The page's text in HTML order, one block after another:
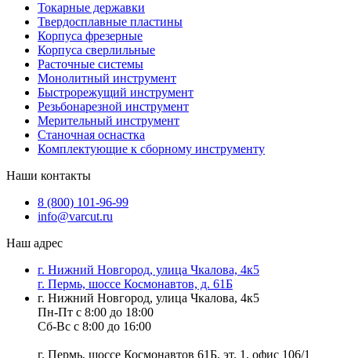
Токарные державки
Твердосплавные пластины
Корпуса фрезерные
Корпуса сверлильные
Расточные системы
Монолитный инструмент
Быстрорежущий инструмент
Резьбонарезной инструмент
Мерительный инструмент
Станочная оснастка
Комплектующие к сборному инструменту
Наши контакты
8 (800) 101-96-99
info@varcut.ru
Наш адрес
г. Нижний Новгород, улица Чкалова, 4к5
г. Пермь, шоссе Космонавтов, д. 61Б
г. Нижний Новгород, улица Чкалова, 4к5
Пн-Пт с 8:00 до 18:00
Сб-Вс с 8:00 до 16:00
г. Пермь, шоссе Космонавтов 61Б, эт. 1, офис 106/1